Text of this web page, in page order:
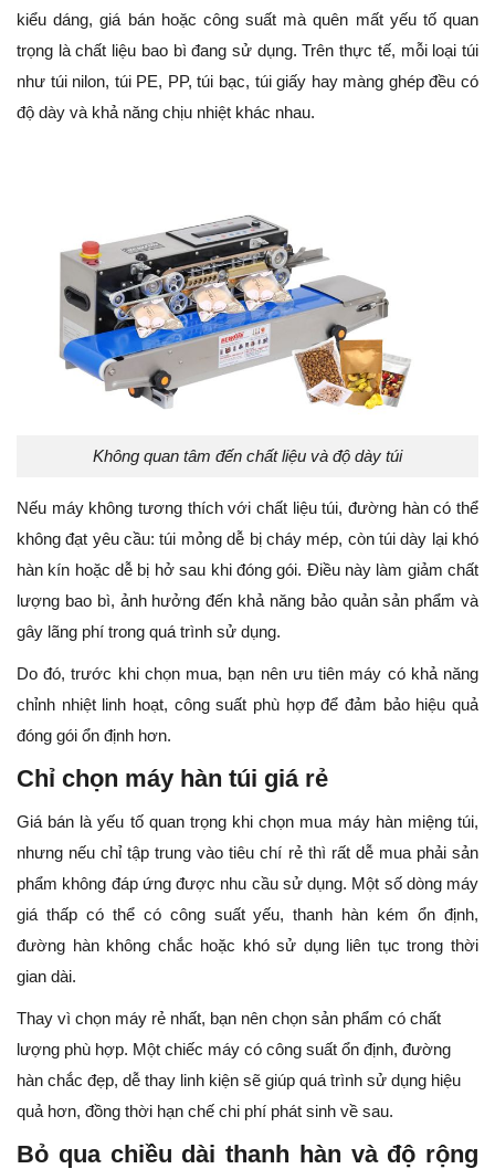
kiểu dáng, giá bán hoặc công suất mà quên mất yếu tố quan
trọng là chất liệu bao bì đang sử dụng. Trên thực tế, mỗi loại túi
như túi nilon, túi PE, PP, túi bạc, túi giấy hay màng ghép đều có
độ dày và khả năng chịu nhiệt khác nhau.
Không quan tâm đến chất liệu và độ dày túi
Nếu máy không tương thích với chất liệu túi, đường hàn có thể
không đạt yêu cầu: túi mỏng dễ bị cháy mép, còn túi dày lại khó
hàn kín hoặc dễ bị hở sau khi đóng gói. Điều này làm giảm chất
lượng bao bì, ảnh hưởng đến khả năng bảo quản sản phẩm và
gây lãng phí trong quá trình sử dụng.
Do đó, trước khi chọn mua, bạn nên ưu tiên máy có khả năng
chỉnh nhiệt linh hoạt, công suất phù hợp để đảm bảo hiệu quả
đóng gói ổn định hơn.
Chỉ chọn máy hàn túi giá rẻ
Giá bán là yếu tố quan trọng khi chọn mua máy hàn miệng túi,
nhưng nếu chỉ tập trung vào tiêu chí rẻ thì rất dễ mua phải sản
phẩm không đáp ứng được nhu cầu sử dụng. Một số dòng máy
giá thấp có thể có công suất yếu, thanh hàn kém ổn định,
đường hàn không chắc hoặc khó sử dụng liên tục trong thời
gian dài.
Thay vì chọn máy rẻ nhất, bạn nên chọn sản phẩm có chất
lượng phù hợp. Một chiếc máy có công suất ổn định, đường
hàn chắc đẹp, dễ thay linh kiện sẽ giúp quá trình sử dụng hiệu
quả hơn, đồng thời hạn chế chi phí phát sinh về sau.
Bỏ qua chiều dài thanh hàn và độ rộng